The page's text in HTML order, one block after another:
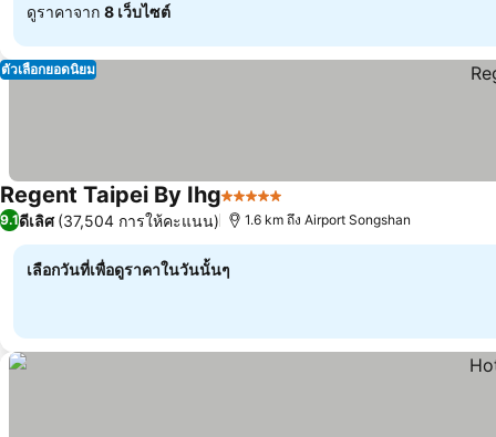
ดูราคาจาก 8 เว็บไซต์
ตัวเลือกยอดนิยม
Regent Taipei By Ihg5 ดาว
9.1ดีเลิศ (37,504 การให้คะแนน) 1.6 km ถึง Airport Songshan
เลือกวันที่เพื่อดูราคาในวันนั้นๆ